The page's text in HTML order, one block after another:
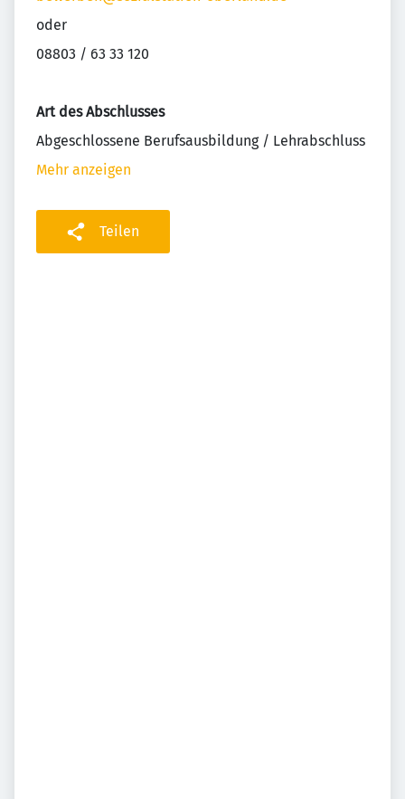
oder
08803 / 63 33 120
Art des Abschlusses
Abgeschlossene Berufsausbildung / Lehrabschluss
Mehr anzeigen
Teilen